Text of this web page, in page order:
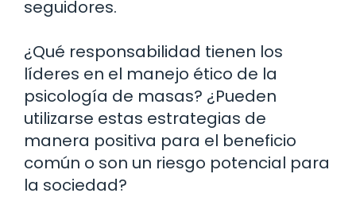
seguidores.
¿Qué responsabilidad tienen los
líderes en el manejo ético de la
psicología de masas? ¿Pueden
utilizarse estas estrategias de
manera positiva para el beneficio
común o son un riesgo potencial para
la sociedad?